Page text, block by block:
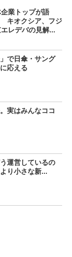
業トップが語
キオクシア、フジ
レデバの見解...
で日傘・サング
応える
実はみんなココ
運営しているの
り小さな新...